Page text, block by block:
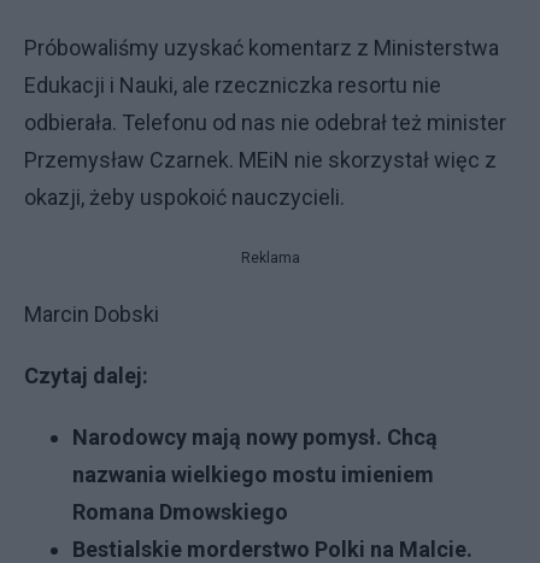
Próbowaliśmy uzyskać komentarz z Ministerstwa
Edukacji i Nauki, ale rzeczniczka resortu nie
odbierała. Telefonu od nas nie odebrał też minister
Przemysław Czarnek. MEiN nie skorzystał więc z
okazji, żeby uspokoić nauczycieli.
Reklama
Marcin Dobski
Czytaj dalej:
Narodowcy mają nowy pomysł. Chcą
nazwania wielkiego mostu imieniem
Romana Dmowskiego
Bestialskie morderstwo Polki na Malcie.